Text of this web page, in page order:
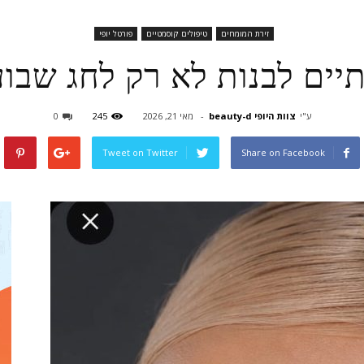
זירת המומחים טיפולים קוסמטיים פורטל יופי
לבנות לא רק לחג
ע"י צוות היופי beauty-d - מאי 21, 2026 245
0
Share on Facebook
Tweet on Twitter